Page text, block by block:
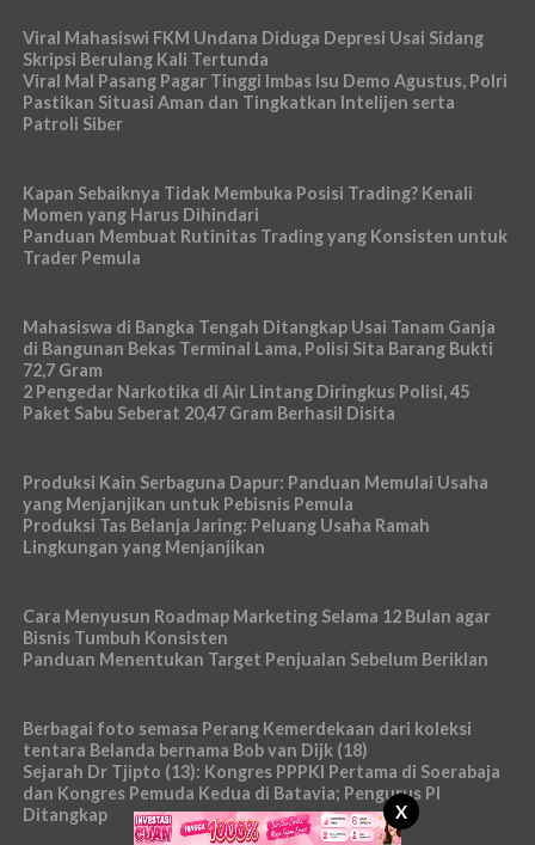
X
Viral Mahasiswi FKM Undana Diduga Depresi Usai Sidang
Skripsi Berulang Kali Tertunda
Viral Mal Pasang Pagar Tinggi Imbas Isu Demo Agustus, Polri
Pastikan Situasi Aman dan Tingkatkan Intelijen serta
Patroli Siber
Kapan Sebaiknya Tidak Membuka Posisi Trading? Kenali
Momen yang Harus Dihindari
Panduan Membuat Rutinitas Trading yang Konsisten untuk
Trader Pemula
Mahasiswa di Bangka Tengah Ditangkap Usai Tanam Ganja
di Bangunan Bekas Terminal Lama, Polisi Sita Barang Bukti
72,7 Gram
2 Pengedar Narkotika di Air Lintang Diringkus Polisi, 45
Paket Sabu Seberat 20,47 Gram Berhasil Disita
Produksi Kain Serbaguna Dapur: Panduan Memulai Usaha
yang Menjanjikan untuk Pebisnis Pemula
Produksi Tas Belanja Jaring: Peluang Usaha Ramah
Lingkungan yang Menjanjikan
Cara Menyusun Roadmap Marketing Selama 12 Bulan agar
Bisnis Tumbuh Konsisten
Panduan Menentukan Target Penjualan Sebelum Beriklan
Berbagai foto semasa Perang Kemerdekaan dari koleksi
tentara Belanda bernama Bob van Dijk (18)
Sejarah Dr Tjipto (13): Kongres PPPKI Pertama di Soerabaja
dan Kongres Pemuda Kedua di Batavia; Pengurus PI
Ditangkap